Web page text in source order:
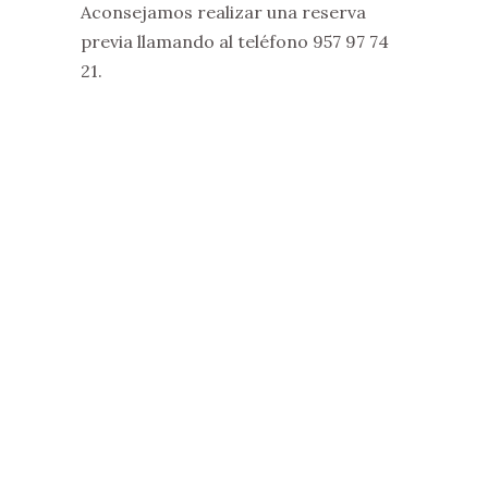
Aconsejamos realizar una reserva
previa llamando al teléfono 957 97 74
21.